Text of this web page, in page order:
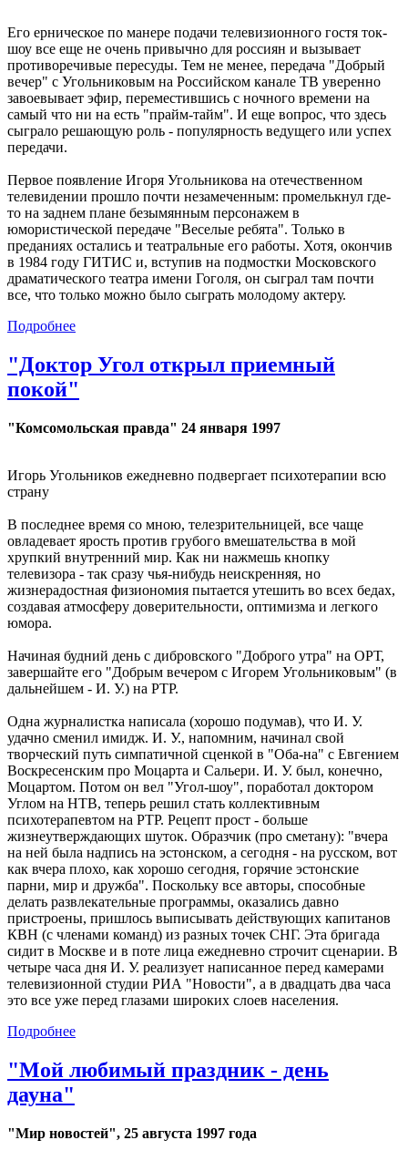
Его ерническое по манере подачи телевизионного гостя ток-
шоу все еще не очень привычно для россиян и вызывает
противоречивые пересуды. Тем не менее, передача "Добрый
вечер" с Угольниковым на Российском канале ТВ уверенно
завоевывает эфир, переместившись с ночного времени на
самый что ни на есть "прайм-тайм". И еще вопрос, что здесь
сыграло решающую роль - популярность ведущего или успех
передачи.
Первое появление Игоря Угольникова на отечественном
телевидении прошло почти незамеченным: промелькнул где-
то на заднем плане безымянным персонажем в
юмористической передаче "Веселые ребята". Только в
преданиях остались и театральные его работы. Хотя, окончив
в 1984 году ГИТИС и, вступив на подмостки Московского
драматического театра имени Гоголя, он сыграл там почти
все, что только можно было сыграть молодому актеру.
Подробнее
"Доктор Угол открыл приемный
покой"
"Комсомольская правда" 24 января 1997
Игорь Угольников ежедневно подвергает психотерапии всю
страну
В последнее время со мною, телезрительницей, все чаще
овладевает ярость против грубого вмешательства в мой
хрупкий внутренний мир. Как ни нажмешь кнопку
телевизора - так сразу чья-нибудь неискренняя, но
жизнерадостная физиономия пытается утешить во всех бедах,
создавая атмосферу доверительности, оптимизма и легкого
юмора.
Начиная будний день с дибровского "Доброго утра" на ОРТ,
завершайте его "Добрым вечером с Игорем Угольниковым" (в
дальнейшем - И. У.) на РТР.
Одна журналистка написала (хорошо подумав), что И. У.
удачно сменил имидж. И. У., напомним, начинал свой
творческий путь симпатичной сценкой в "Оба-на" с Евгением
Воскресенским про Моцарта и Сальери. И. У. был, конечно,
Моцартом. Потом он вел "Угол-шоу", поработал доктором
Углом на НТВ, теперь решил стать коллективным
психотерапевтом на РТР. Рецепт прост - больше
жизнеутверждающих шуток. Образчик (про сметану): "вчера
на ней была надпись на эстонском, а сегодня - на русском, вот
как вчера плохо, как хорошо сегодня, горячие эстонские
парни, мир и дружба". Поскольку все авторы, способные
делать развлекательные программы, оказались давно
пристроены, пришлось выписывать действующих капитанов
КВН (с членами команд) из разных точек СНГ. Эта бригада
сидит в Москве и в поте лица ежедневно строчит сценарии. В
четыре часа дня И. У. реализует написанное перед камерами
телевизионной студии РИА "Новости", а в двадцать два часа
это все уже перед глазами широких слоев населения.
Подробнее
"Мой любимый праздник - день
дауна"
"Мир новостей", 25 августа 1997 года